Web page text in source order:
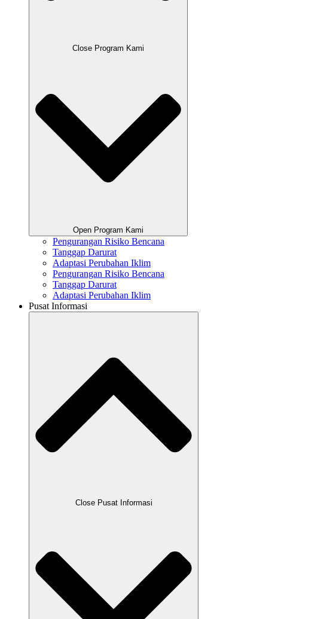
Close Program Kami
Open Program Kami
Pengurangan Risiko Bencana
Tanggap Darurat
Adaptasi Perubahan Iklim
Pengurangan Risiko Bencana
Tanggap Darurat
Adaptasi Perubahan Iklim
Pusat Informasi
Close Pusat Informasi